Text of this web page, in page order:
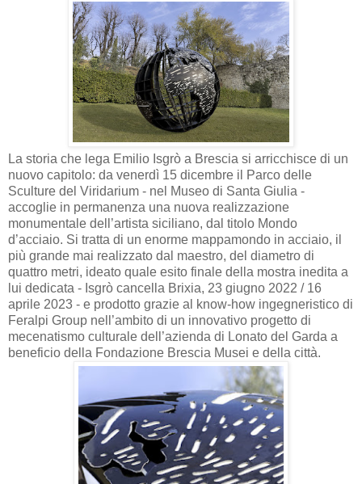
La storia che lega Emilio Isgrò a Brescia si arricchisce di un
nuovo capitolo: da venerdì 15 dicembre il Parco delle
Sculture del Viridarium - nel Museo di Santa Giulia -
accoglie in permanenza una nuova realizzazione
monumentale dell’artista siciliano, dal titolo Mondo
d’acciaio. Si tratta di un enorme mappamondo in acciaio, il
più grande mai realizzato dal maestro, del diametro di
quattro metri, ideato quale esito finale della mostra inedita a
lui dedicata - Isgrò cancella Brixia, 23 giugno 2022 / 16
aprile 2023 - e prodotto grazie al know-how ingegneristico di
Feralpi Group nell’ambito di un innovativo progetto di
mecenatismo culturale dell’azienda di Lonato del Garda a
beneficio della Fondazione Brescia Musei e della città.